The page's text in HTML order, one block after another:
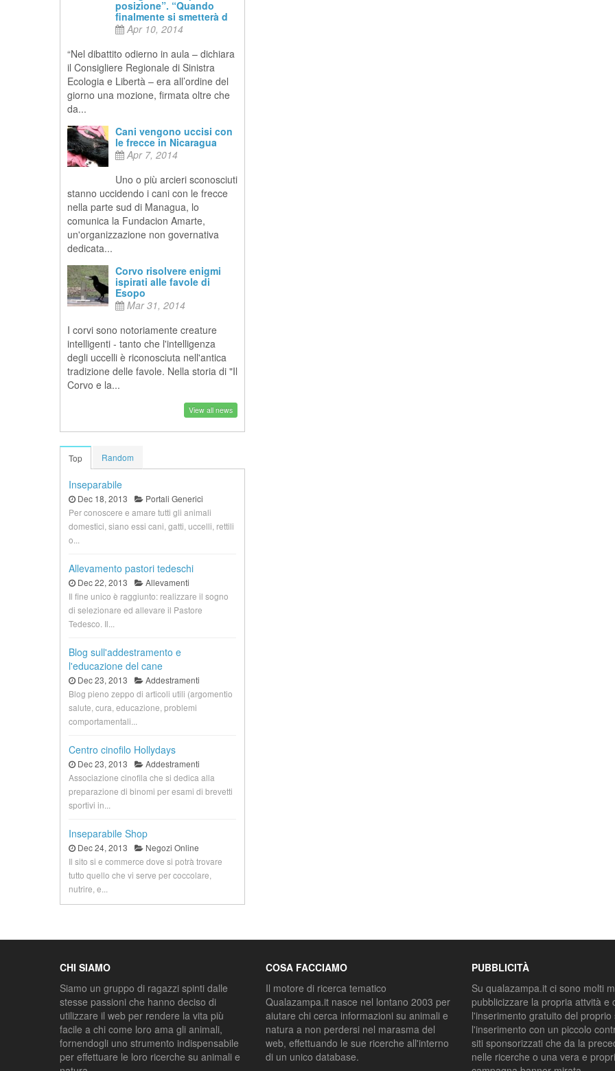
posizione”. “Quando
finalmente si smetterà d
Apr 10, 2014
“Nel dibattito odierno in aula – dichiara
il Consigliere Regionale di Sinistra
Ecologia e Libertà – era all’ordine del
giorno una mozione, firmata oltre che
da...
Cani vengono uccisi con
le frecce in Nicaragua
Apr 7, 2014
Uno o più arcieri sconosciuti
stanno uccidendo i cani con le frecce
nella parte sud di Managua, lo
comunica la Fundacion Amarte,
un'organizzazione non governativa
dedicata...
Corvo risolvere enigmi
ispirati alle favole di
Esopo
Mar 31, 2014
I corvi sono notoriamente creature
intelligenti - tanto che l'intelligenza
degli uccelli è riconosciuta nell'antica
tradizione delle favole. Nella storia di "Il
Corvo e la...
View all news
Top Random
Inseparabile
Dec 18, 2013
Portali Generici
Per conoscere e amare tutti gli animali
domestici, siano essi cani, gatti, uccelli, rettili
o...
Allevamento pastori tedeschi
Dec 22, 2013
Allevamenti
Il fine unico è raggiunto: realizzare il sogno
di selezionare ed allevare il Pastore
Tedesco. Il...
Blog sull'addestramento e
l'educazione del cane
Dec 23, 2013
Addestramenti
Blog pieno zeppo di articoli utili (argomentio
salute, cura, educazione, problemi
comportamentali...
Centro cinofilo Hollydays
Dec 23, 2013
Addestramenti
Associazione cinofila che si dedica alla
preparazione di binomi per esami di brevetti
sportivi in...
Inseparabile Shop
Dec 24, 2013
Negozi Online
Il sito si e commerce dove si potrà trovare
tutto quello che vi serve per coccolare,
nutrire, e...
CHI SIAMO
Siamo un gruppo di ragazzi spinti dalle
stesse passioni che hanno deciso di
utilizzare il web per rendere la vita più
facile a chi come loro ama gli animali,
fornendogli uno strumento indispensabile
per effettuare le loro ricerche su animali e
COSA FACCIAMO
Il motore di ricerca tematico
Qualazampa.it nasce nel lontano 2003 per
aiutare chi cerca informazioni su animali e
natura a non perdersi nel marasma del
web, effettuando le sue ricerche all'interno
di un unico database.
PUBBLICITÀ
Su qualazampa.it ci sono molti
pubblicizzare la propria attvità e
l'inserimento gratuito del proprio
l'inserimento con un piccolo
siti sponsorizzati che da la
nelle ricerche o una vera e